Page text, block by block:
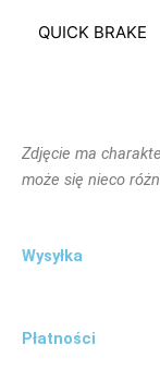
QUICK BRAKE
Zdjęcie ma
może się nieco
Wysyłka
Płatności